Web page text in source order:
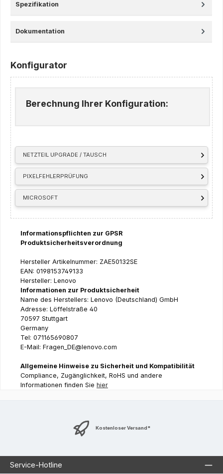
Spezifikation
Dokumentation
Konfigurator
NETZTEIL UPGRADE / TAUSCH
PIXELFEHLERPRÜFUNG
MICROSOFT
Berechnung Ihrer Konfiguration:
Informationspflichten zur GPSR
Produktsicherheitsverordnung
Hersteller Artikelnummer: ZAE50132SE
EAN: 0198153749133
Hersteller: Lenovo
Informationen zur Produktsicherheit
Name des Herstellers: Lenovo (Deutschland) GmbH
Adresse: Löffelstraße 40
70597 Stuttgart
Germany
Tel: 071165690807
E-Mail: Fragen_DE@lenovo.com
Allgemeine Hinweise zu Sicherheit und Kompatibilität
Compliance, Zugänglichkeit, RoHS und andere
Informationen finden Sie hier
Kostenloser Versand*
Service-Hotline